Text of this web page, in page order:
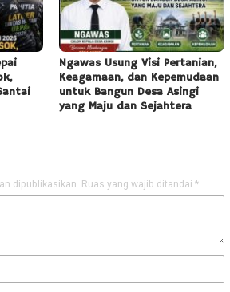
Ngawas Usung Visi Pertanian,
Keagamaan, dan Kepemudaan
untuk Bangun Desa Asingi
yang Maju dan Sejahtera
dipublikasikan. Ruas yang wajib ditandai *